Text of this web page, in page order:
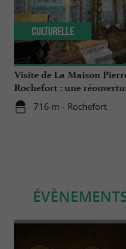
Visite de La Maison
Rochefort : une
manquer
716 m - Rochefort
Culturelle